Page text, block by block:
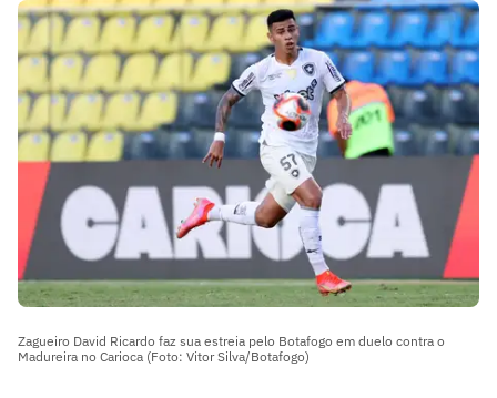
Zagueiro David Ricardo faz sua estreia pelo Botafogo em duelo contra o
Madureira no Carioca (Foto: Vitor Silva/Botafogo)